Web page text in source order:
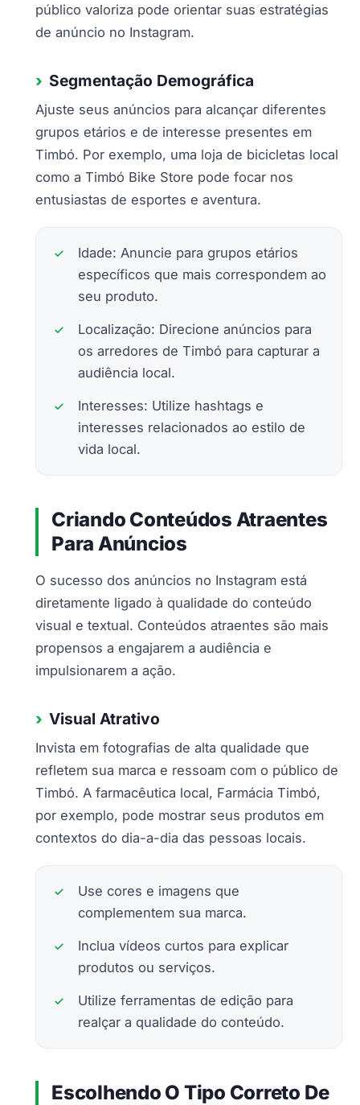
público valoriza pode orientar suas estratégias
de anúncio no Instagram.
Segmentação Demográfica
Ajuste seus anúncios para alcançar diferentes
grupos etários e de interesse presentes em
Timbó. Por exemplo, uma loja de bicicletas local
como a Timbó Bike Store pode focar nos
entusiastas de esportes e aventura.
Idade: Anuncie para grupos etários
específicos que mais correspondem ao
seu produto.
Localização: Direcione anúncios para
os arredores de Timbó para capturar a
audiência local.
Interesses: Utilize hashtags e
interesses relacionados ao estilo de
vida local.
Criando Conteúdos Atraentes
Para Anúncios
O sucesso dos anúncios no Instagram está
diretamente ligado à qualidade do conteúdo
visual e textual. Conteúdos atraentes são mais
propensos a engajarem a audiência e
impulsionarem a ação.
Visual Atrativo
Invista em fotografias de alta qualidade que
refletem sua marca e ressoam com o público de
Timbó. A farmacêutica local, Farmácia Timbó,
por exemplo, pode mostrar seus produtos em
contextos do dia-a-dia das pessoas locais.
Use cores e imagens que
complementem sua marca.
Inclua vídeos curtos para explicar
produtos ou serviços.
Utilize ferramentas de edição para
realçar a qualidade do conteúdo.
Escolhendo O Tipo Correto De